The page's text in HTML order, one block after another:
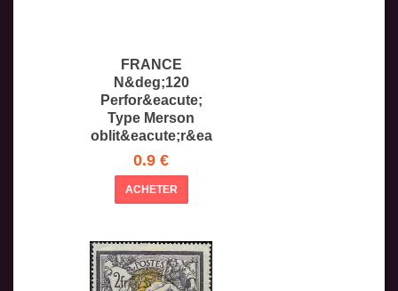
FRANCE
N&deg;120
Perfor&eacute;
Type Merson
oblit&eacute;r&ea
cute;
0.9 €
ACHETER